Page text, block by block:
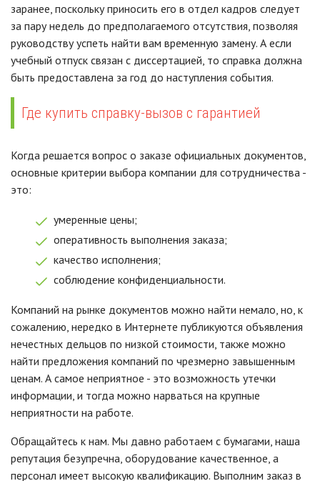
заранее, поскольку приносить его в отдел кадров следует
за пару недель до предполагаемого отсутствия, позволяя
руководству успеть найти вам временную замену. А если
учебный отпуск связан с диссертацией, то справка должна
быть предоставлена за год до наступления события.
Где купить справку-вызов с гарантией
Когда решается вопрос о заказе официальных документов,
основные критерии выбора компании для сотрудничества -
это:
умеренные цены;
оперативность выполнения заказа;
качество исполнения;
соблюдение конфиденциальности.
Компаний на рынке документов можно найти немало, но, к
сожалению, нередко в Интернете публикуются объявления
нечестных дельцов по низкой стоимости, также можно
найти предложения компаний по чрезмерно завышенным
ценам. А самое неприятное - это возможность утечки
информации, и тогда можно нарваться на крупные
неприятности на работе.
Обращайтесь к нам. Мы давно работаем с бумагами, наша
репутация безупречна, оборудование качественное, а
персонал имеет высокую квалификацию. Выполним заказ в